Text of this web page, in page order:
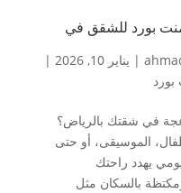
بورد للشقق في
| يناير 10, 2026
|
في شقتك بالرياض؟
الموسيقى، أو حتى
يهدد راحتك
بالسكان مثل